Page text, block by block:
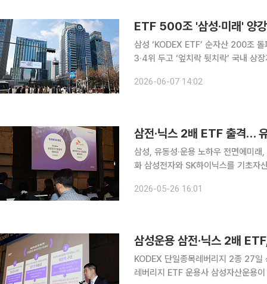
ETF 500조 '삼성·미래' 양
삼성 ‘KODEX ETF’ 순자산 200조
3·4위 두고 ‘엎치락 뒷치락’ 국내 상장지수펀드(ETF) 순자산이 500조원을 넘어선 가운데 삼성자
ETF 브랜드인 ‘KODEX ETF’와
2026-06-07 14:02
삼전·닉스 2배 ETF 출격…
삼성, 유동성·운용 노하우 전면에미래, 업계 최저 보수로 승부수
화 삼성전자와 SK하이닉스를 기초자산으로 한 단일종목 레버리지 상장지수펀드(ETF)가 국내 증시
보수, 운용 방식, 인버스 상품 등을 앞
2026-05-26 16:01
삼성운용 삼전·닉스 2배
KODEX 단일종목레버리지 2종 27일 상장
레버리지 ETF 운용사 삼성자산운용